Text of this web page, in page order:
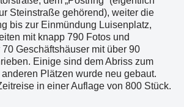
Steinstraße gehörend), weiter die
bis zur Einmündung Luisenplatz,
mit knapp 790 Fotos und
Geschäftshäuser mit über 90
Einige sind dem Abriss zum
Plätzen wurde neu gebaut.
in einer Auflage von 800 Stück.